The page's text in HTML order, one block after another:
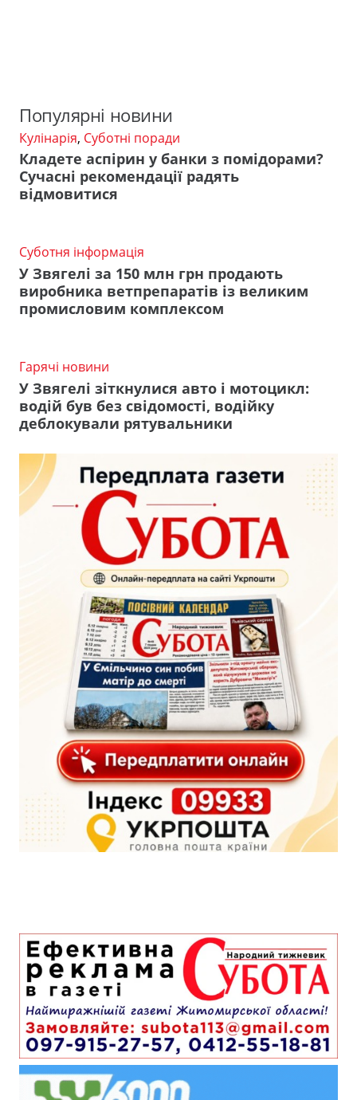
Популярні новини
Кулінарія, Суботні поради
Кладете аспірин у банки з помідорами?
Сучасні рекомендації радять
відмовитися
Суботня інформація
У Звягелі за 150 млн грн продають
виробника ветпрепаратів із великим
промисловим комплексом
Гарячі новини
У Звягелі зіткнулися авто і мотоцикл:
водій був без свідомості, водійку
деблокували рятувальники